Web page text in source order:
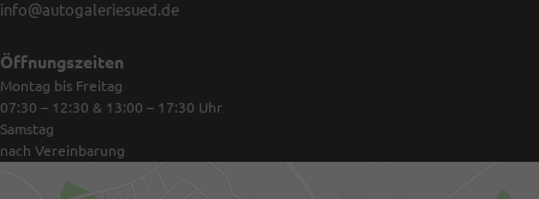
info@autogaleriesued.de
Öffnungszeiten
Montag bis Freitag
07:30 – 12:30 & 13:00 – 17:30 Uhr
Samstag
nach Vereinbarung